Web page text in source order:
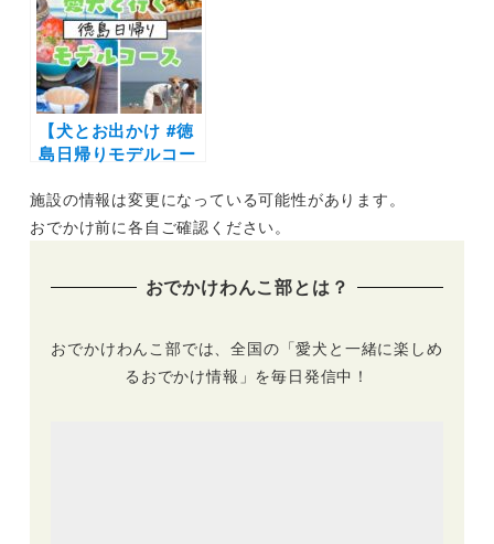
ン〜定山渓 鶴雅リゾ
ートスパ 森の謌〜青
い池～四季彩の丘～
花七曜
【犬とお出かけ #徳
島日帰りモデルコー
ルメと絶景を満喫プ
ラン〜道の駅くるく
海岸～れんまるカフ
施設の情報は変更になっている可能性があります。
おでかけ前に各自ご確認ください。
おでかけわんこ部とは？
おでかけわんこ部では、全国の「愛犬と一緒に楽しめ
るおでかけ情報」を毎日発信中！